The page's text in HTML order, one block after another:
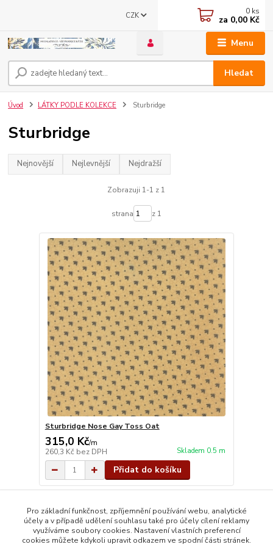
Menu
CZK
Hledat
0 ks
za 0,00 Kč
Úvod LÁTKY PODLE KOLEKCE Sturbridge
Sturbridge
Nejnovější Nejlevnější Nejdražší
Zobrazuji 1-1 z 1
strana z 1
Sturbridge Nose Gay Toss Oat
315,0 Kč/m
260,3 Kč bez DPH Skladem 0.5 m
Přidat do košíku
strana z 1
Pro základní funkčnost, zpříjemnění používání webu, analytické
účely a v případě udělení souhlasu také pro účely cílení reklamy
využíváme soubory cookies. Nastavení vlastních preferencí
cookies můžete kdykoli upravit odkazem ve spodní části stránek.